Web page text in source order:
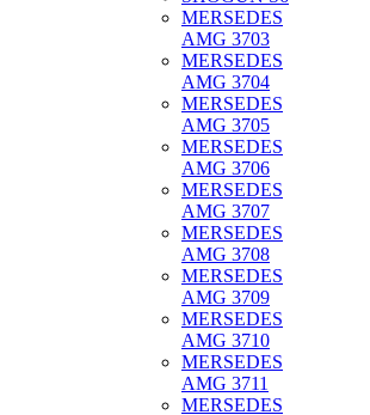
MERSEDES
AMG 3703
MERSEDES
AMG 3704
MERSEDES
AMG 3705
MERSEDES
AMG 3706
MERSEDES
AMG 3707
MERSEDES
AMG 3708
MERSEDES
AMG 3709
MERSEDES
AMG 3710
MERSEDES
AMG 3711
MERSEDES